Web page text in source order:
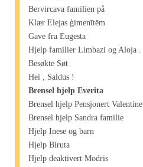
Bervircava familien på
Klær Elejas ģimenītēm
Gave fra Eugesta
Hjelp familier Limbazi og Aloja .
Besøkte Søt
Hei , Saldus !
Brensel hjelp Everita
Brensel hjelp Pensjonert Valentine
Brensel hjelp Sandra familie
Hjelp Inese og barn
Hjelp Biruta
Hjelp deaktivert Modris